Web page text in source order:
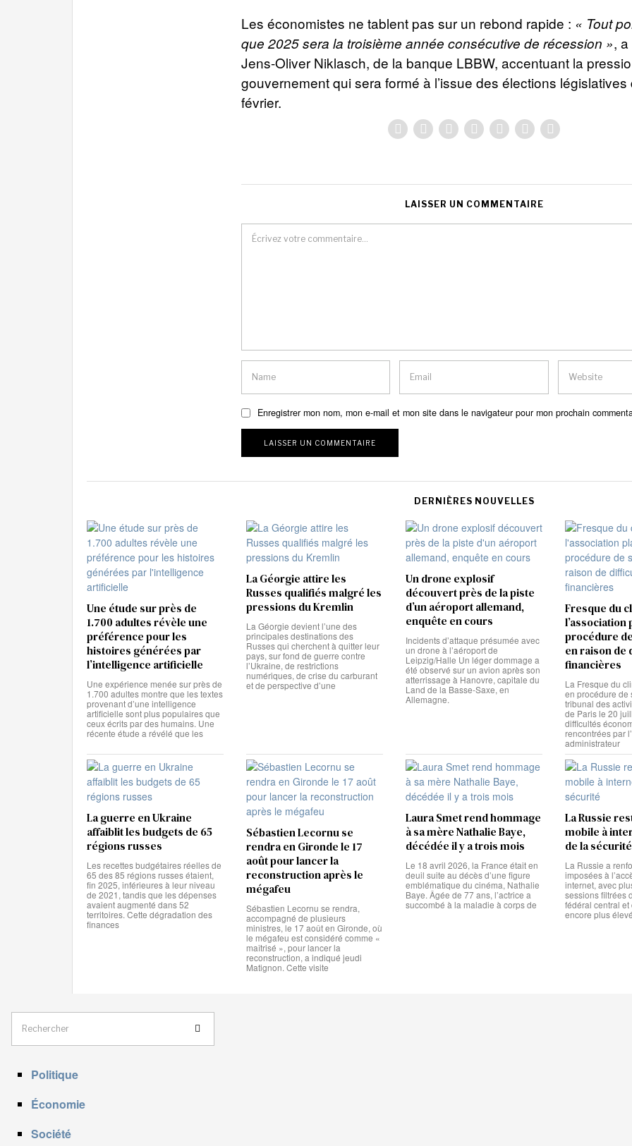
Les économistes ne tablent pas sur un rebond rapide : « Tout
que 2025 sera la troisième année consécutive de récession »,
Jens-Oliver Niklasch, de la banque LBBW, accentuant la
gouvernement qui sera formé à l’issue des élections législatives
février.
LAISSER UN COMMENTAIRE
Enregistrer mon nom, mon e-mail et mon site dans le navigateur pour mon prochain
DERNIÈRES NOUVELLES
Une étude sur près de
1.700 adultes révèle une
préférence pour les
histoires générées par
l’intelligence artificielle
Une expérience menée sur près de
1.700 adultes montre que les textes
provenant d’une intelligence
artificielle sont plus populaires que
ceux écrits par des humains. Une
récente étude a révélé que les
La Géorgie attire les
Russes qualifiés malgré les
pressions du Kremlin
La Géorgie devient l’une des
principales destinations des
Russes qui cherchent à quitter leur
pays, sur fond de guerre contre
l’Ukraine, de restrictions
numériques, de crise du carburant
et de perspective d’une
Un drone explosif
découvert près de la piste
d’un aéroport allemand,
enquête en cours
Incidents d’attaque présumée avec
un drone à l’aéroport de
Leipzig/Halle Un léger dommage a
été observé sur un avion après son
atterrissage à Hanovre, capitale du
Land de la Basse-Saxe, en
Allemagne.
Fresque du
l’association
procédure
en raison de
financières
La Fresque du
en procédure de
tribunal des
de Paris le 20
difficultés
rencontrées par
administrateur
La guerre en Ukraine
affaiblit les budgets de 65
régions russes
Les recettes budgétaires réelles de
65 des 85 régions russes étaient,
fin 2025, inférieures à leur niveau
de 2021, tandis que les dépenses
avaient augmenté dans 52
territoires. Cette dégradation des
finances
Sébastien Lecornu se
rendra en Gironde le 17
août pour lancer la
reconstruction après le
mégafeu
Sébastien Lecornu se rendra,
accompagné de plusieurs
ministres, le 17 août en Gironde, où
le mégafeu est considéré comme «
maîtrisé », pour lancer la
reconstruction, a indiqué jeudi
Matignon. Cette visite
Laura Smet rend hommage
à sa mère Nathalie Baye,
décédée il y a trois mois
Le 18 avril 2026, la France était en
deuil suite au décès d’une figure
emblématique du cinéma, Nathalie
Baye. Âgée de 77 ans, l’actrice a
succombé à la maladie à corps de
La Russie
mobile à
de la sécurité
La Russie a
imposées à
internet, avec
sessions filtrées
fédéral central
encore plus
Politique
Économie
Société